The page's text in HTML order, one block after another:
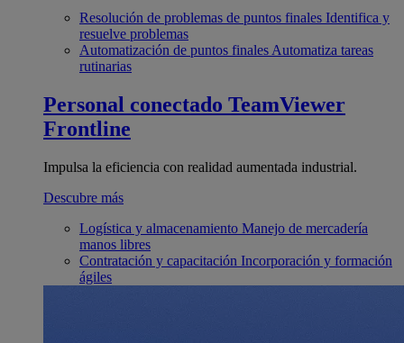
Resolución de problemas de puntos finales Identifica y
resuelve problemas
Automatización de puntos finales Automatiza tareas
rutinarias
Personal conectado TeamViewer
Frontline
Impulsa la eficiencia con realidad aumentada industrial.
Descubre más
Logística y almacenamiento Manejo de mercadería
manos libres
Contratación y capacitación Incorporación y formación
ágiles